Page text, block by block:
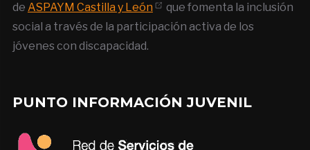
de ASPAYM Castilla y León
que fomenta la inclusión
social a través de la participación activa de los
jóvenes con discapacidad.
PUNTO INFORMACIÓN JUVENIL